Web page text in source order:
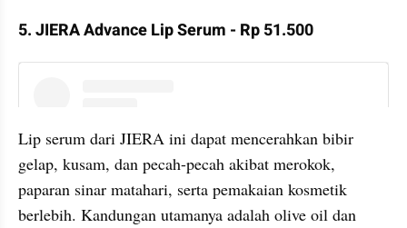
5. JIERA Advance Lip Serum - Rp 51.500
Lip serum dari JIERA ini dapat mencerahkan bibir
gelap, kusam, dan pecah-pecah akibat merokok,
paparan sinar matahari, serta pemakaian kosmetik
berlebih. Kandungan utamanya adalah olive oil dan